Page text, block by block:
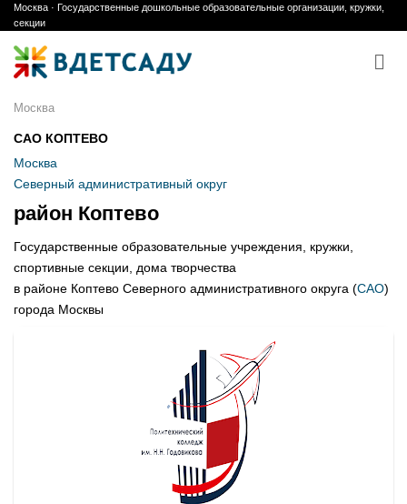
Skip
to
content
Москва · Государственные дошкольные образовательные организации, кружки,
секции
Москва
САО КОПТЕВО
Москва
Северный административный округ
район Коптево
Государственные образовательные учреждения, кружки,
спортивные секции, дома творчества
в районе Коптево Северного административного округа (САО)
города Москвы